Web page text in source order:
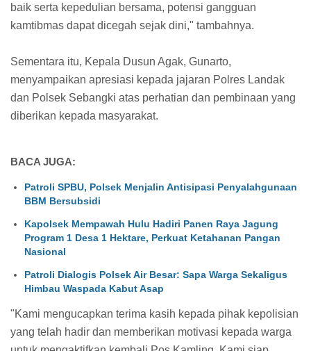
baik serta kepedulian bersama, potensi gangguan
kamtibmas dapat dicegah sejak dini," tambahnya.
Sementara itu, Kepala Dusun Agak, Gunarto,
menyampaikan apresiasi kepada jajaran Polres Landak
dan Polsek Sebangki atas perhatian dan pembinaan yang
diberikan kepada masyarakat.
BACA JUGA:
Patroli SPBU, Polsek Menjalin Antisipasi Penyalahgunaan
BBM Bersubsidi
Kapolsek Mempawah Hulu Hadiri Panen Raya Jagung
Program 1 Desa 1 Hektare, Perkuat Ketahanan Pangan
Nasional
Patroli Dialogis Polsek Air Besar: Sapa Warga Sekaligus
Himbau Waspada Kabut Asap
"Kami mengucapkan terima kasih kepada pihak kepolisian
yang telah hadir dan memberikan motivasi kepada warga